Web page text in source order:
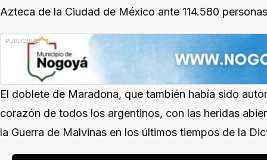
Azteca de la Ciudad de México ante 114.580
El doblete de Maradona, que también había sido
corazón de todos los argentinos, con las heridas
la Guerra de Malvinas en los últimos tiempos de la